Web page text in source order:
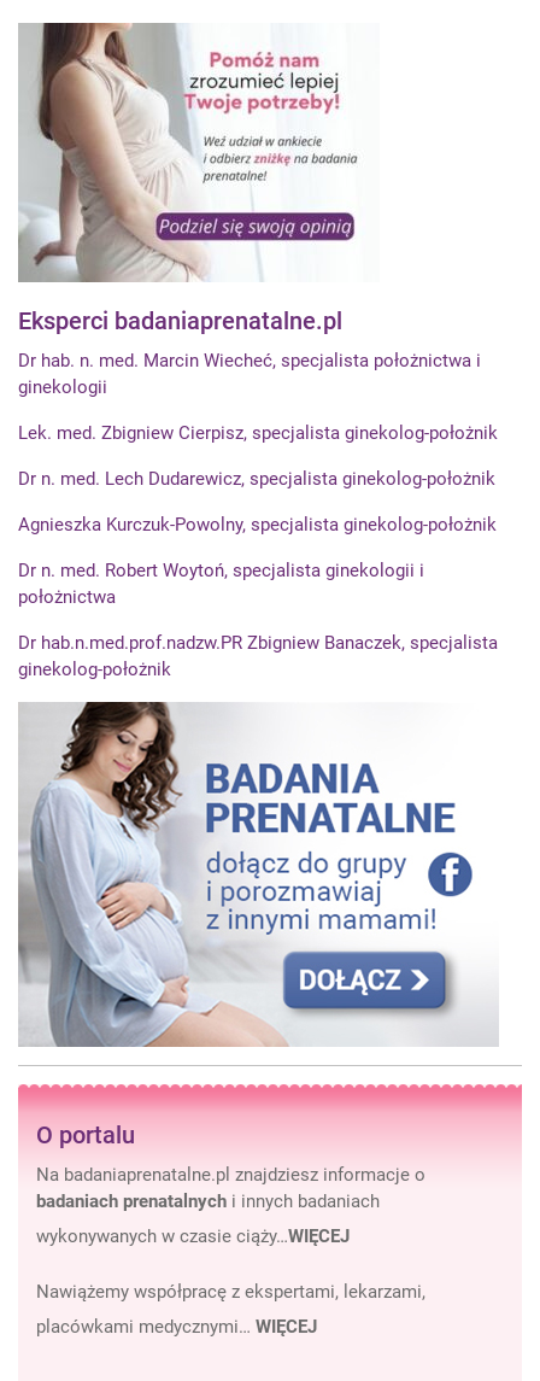
Eksperci badaniaprenatalne.pl
Dr hab. n. med. Marcin Wiecheć, specjalista położnictwa i
ginekologii
Lek. med. Zbigniew Cierpisz, specjalista ginekolog-położnik
Dr n. med. Lech Dudarewicz, specjalista ginekolog-położnik
Agnieszka Kurczuk-Powolny, specjalista ginekolog-położnik
Dr n. med. Robert Woytoń, specjalista ginekologii i
położnictwa
Dr hab.n.med.prof.nadzw.PR Zbigniew Banaczek, specjalista
ginekolog-położnik
O portalu
Na badaniaprenatalne.pl znajdziesz informacje o
badaniach prenatalnych i innych badaniach
wykonywanych w czasie ciąży…WIĘCEJ
Nawiążemy współpracę z ekspertami, lekarzami,
placówkami medycznymi… WIĘCEJ